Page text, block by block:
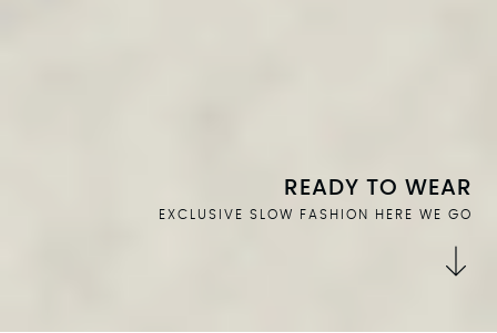
READY TO WEAR
EXCLUSIVE SLOW FASHION HERE WE GO